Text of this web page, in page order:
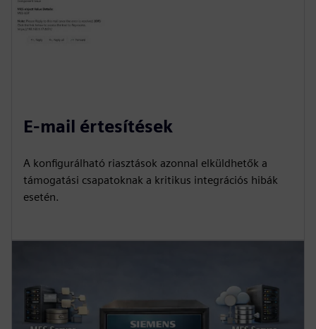
E-mail értesítések
A konfigurálható riasztások azonnal elküldhetők a
támogatási csapatoknak a kritikus integrációs hibák
esetén.